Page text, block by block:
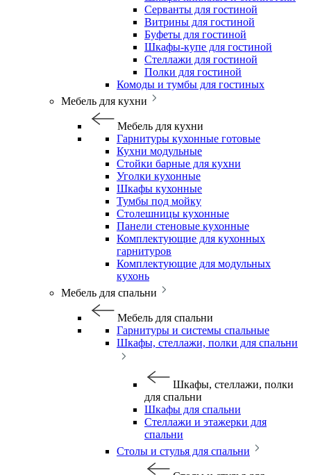
Серванты для гостиной
Витрины для гостиной
Буфеты для гостиной
Шкафы-купе для гостиной
Стеллажи для гостиной
Полки для гостиной
Комоды и тумбы для гостиных
Мебель для кухни
Мебель для кухни
Гарнитуры кухонные готовые
Кухни модульные
Стойки барные для кухни
Уголки кухонные
Шкафы кухонные
Тумбы под мойку
Столешницы кухонные
Панели стеновые кухонные
Комплектующие для кухонных
гарнитуров
Комплектующие для модульных
кухонь
Мебель для спальни
Мебель для спальни
Гарнитуры и системы спальные
Шкафы, стеллажи, полки для спальни
Шкафы, стеллажи, полки
для спальни
Шкафы для спальни
Стеллажи и этажерки для
спальни
Столы и стулья для спальни